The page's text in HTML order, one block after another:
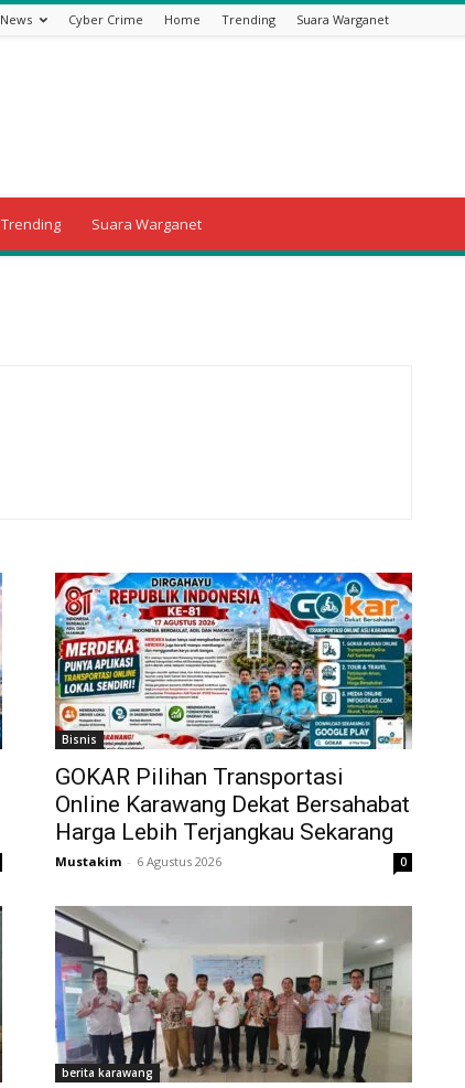
News Cyber Crime Home Trending Suara Warganet
Trending Suara Warganet
Bisnis
GOKAR Pilihan Transportasi
Online Karawang Dekat Bersahabat
Harga Lebih Terjangkau Sekarang
Mustakim - 6 Agustus 2026 0
berita karawang